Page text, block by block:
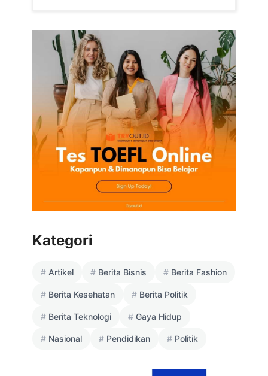
Kategori
Artikel Berita Bisnis Berita Fashion
Berita Kesehatan Berita Politik
Berita Teknologi Gaya Hidup
Nasional Pendidikan Politik